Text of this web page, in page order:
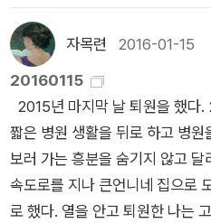
건 그들을 기억하는 산 자가 있기
슬픔을 슬픔을 쪼개어 그것이 지
다. 무거운 그림자를 가볍게 들
이다. 박시하는 그것을 알기 위
받아들였을까. 묘비들 깊고 둥
있던 한때였다 종종 다른 영혼과
비추는 것처럼 우린 당연하고 미
은 밤이다. 상실감은 상실 이전에
당신은 모순을 사랑한다. 모순이
태어나본 적도 없으므로 죽어지
나 무언가를 쓰는 공간을 갖고
회도 갖지 못한 나무의 몸으로 지
들을 받쳐 앉고 있으나, 시인에
다른 종이에 다름 아니다.’
사물이 시인에게는 시가 아니라
자목련 2016-01-15
20160115
2015년 마지막 날 퇴원을 했다
짧은 병원 생활을 뒤로 하고 병
보러 가는 흥분을 숨기지 않고
속도로를 지나 큰언니네 집으로
로 했다. 열을 안고 퇴원한 나는